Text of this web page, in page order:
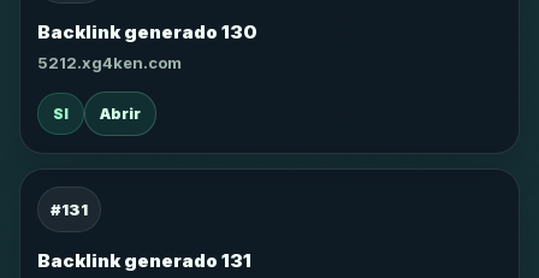
Backlink generado 130
5212.xg4ken.com
SI Abrir
#131
Backlink generado 131